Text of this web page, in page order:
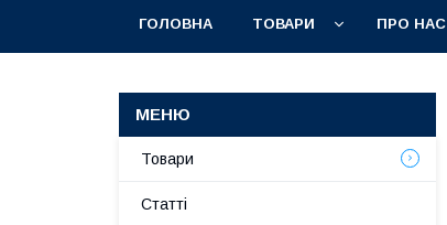
ГОЛОВНА ТОВАРИ ПРО НАС
Товари
Статті